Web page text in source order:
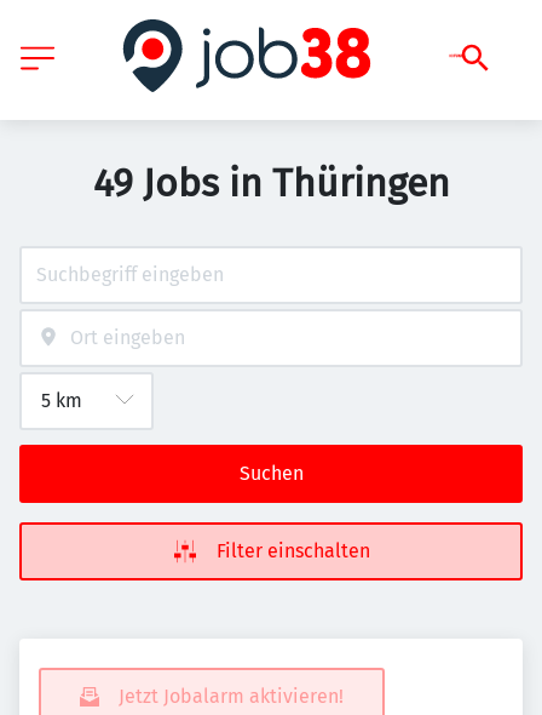
49 Jobs in Thüringen
Suchen
Filter einschalten
Jetzt Jobalarm aktivieren!